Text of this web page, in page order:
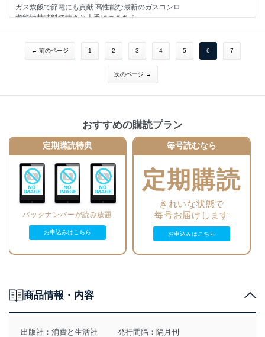
ミセスのＣＡＲ研究 リッター３０㎞のガソリン車 （ダイハツ）
地方活性化の役割も果たすコールセンター （日本インテリジェンス）
さわやかな酸味とすっきりした味わいが素材を引き立てる 塩ぽんず （シ
マヤ）
炒め玉ねぎの旨さをノンオイルで （理研ビタミン）
震災で高まった電池への期待 （電池工業会）
住宅めぐり 被災した顧客の住宅を無償修理 （トヨタホーム）
インフルエンザや食中毒の季節に イソジン泡ハンドウォッシュ （明治）
エコクッキング・レストラン宣言 （シンノオ）
ガス炊飯で節電にも貢献 高性能な最新のガスコンロ
機能性甘味料で甘さと上手につきあう
たまごは栄養のヒーロー
もっと知りたい！日本酒
＜連載＞
やぶにらみ社会学 原発にあらがう島 葦村二郎
コンシューマー・アイ 猫を飼って思うこと 春日美佳
卵あそびコンテスト表彰／国セン統合取りまとめ案／消団連が原発事故の
放射能不安につけこむ商法続発／決済代行業者の登録制度始まる／ジャー
ナリスト
の蟹瀬氏講演／消費者から見た情報展２０１１
＜話題＞
コンシューマーアングル コンビニ経営の実態調査
住宅めぐり 「蔵」を搭載したハイブリッド住宅 （ミサワホーム）
節電もきちんと計測する電気メーター （日本電気計器検定所）
お米に関すること聞いてみよう （&#12854;日本穀物検定協会）
ルゥで手作りするいつものパスタ （日本製粉）
優れた省エネ特性で日本を応援 （発泡スチロール協会）
処分業者の手口を知る
← 前のページ 1 2 3 4 5 6 7
次のページ →
おすすめの購読プラン
定期購読特典
バックナンバーが読み放題
お申込みはこちら
毎号読むなら
定期購読
きれいな状態で
毎号お届けします
お申込みはこちら
商品情報・内容
出版社： 消費と生活社
発行間隔：隔月刊